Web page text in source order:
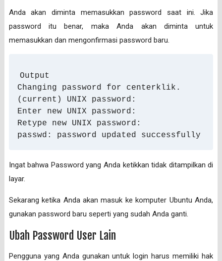
Anda akan diminta memasukkan password saat ini. Jika
password itu benar, maka Anda akan diminta untuk
memasukkan dan mengonfirmasi password baru.
Output
Changing password for centerklik.
(current) UNIX password:
Enter new UNIX password:
Retype new UNIX password:
passwd: password updated successfully
Ingat bahwa Password yang Anda ketikkan tidak ditampilkan di
layar.
Sekarang ketika Anda akan masuk ke komputer Ubuntu Anda,
gunakan password baru seperti yang sudah Anda ganti.
Ubah Password User Lain
Pengguna yang Anda gunakan untuk login harus memiliki hak